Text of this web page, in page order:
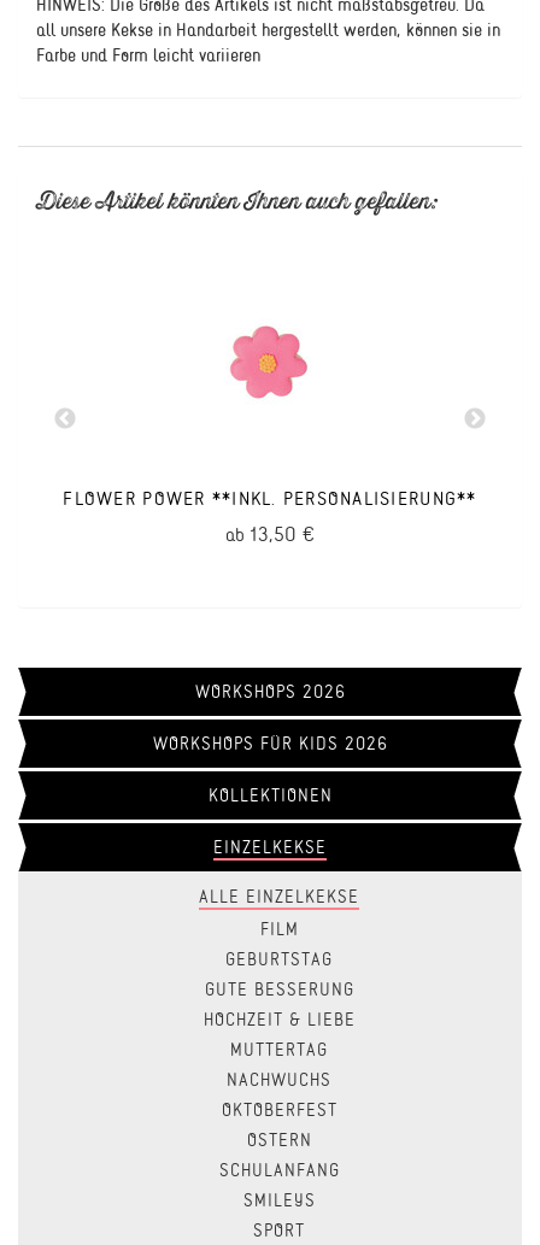
HINWEIS: Die Größe des Artikels ist nicht maßstabsgetreu. Da
all unsere Kekse in Handarbeit hergestellt werden, können sie in
Farbe und Form leicht variieren
Diese Artikel könnten Ihnen auch gefallen:
FLOWER POWER **INKL. PERSONALISIERUNG**
ab 13,50 €
WORKSHOPS 2026
WORKSHOPS FÜR KIDS 2026
KOLLEKTIONEN
EINZELKEKSE
ALLE EINZELKEKSE
FILM
GEBURTSTAG
GUTE BESSERUNG
HOCHZEIT & LIEBE
MUTTERTAG
NACHWUCHS
OKTOBERFEST
OSTERN
SCHULANFANG
SMILEYS
SPORT